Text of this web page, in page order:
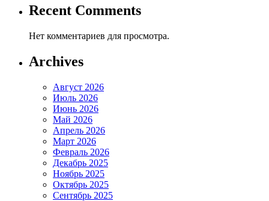
Recent Comments
Нет комментариев для просмотра.
Archives
Август 2026
Июль 2026
Июнь 2026
Май 2026
Апрель 2026
Март 2026
Февраль 2026
Декабрь 2025
Ноябрь 2025
Октябрь 2025
Сентябрь 2025